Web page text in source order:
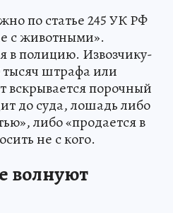
по статье 245 УК РФ
с животными».
в полицию. Извозчику-
тысяч штрафа или
вскрывается порочный
до суда, лошадь либо
либо «продается в
не с кого.
волнуют